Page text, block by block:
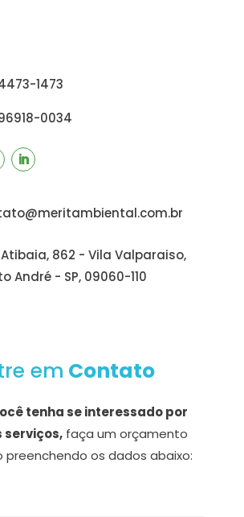
1473
0034
Atibaia, 862 - Vila Valparaiso,
André - SP, 09060-110
em Contato
tenha se interessado por
serviços,faça um orçamento
preenchendo os dados abaixo: